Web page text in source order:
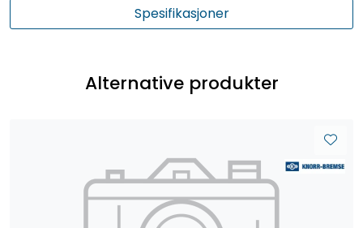
Spesifikasjoner
Alternative produkter